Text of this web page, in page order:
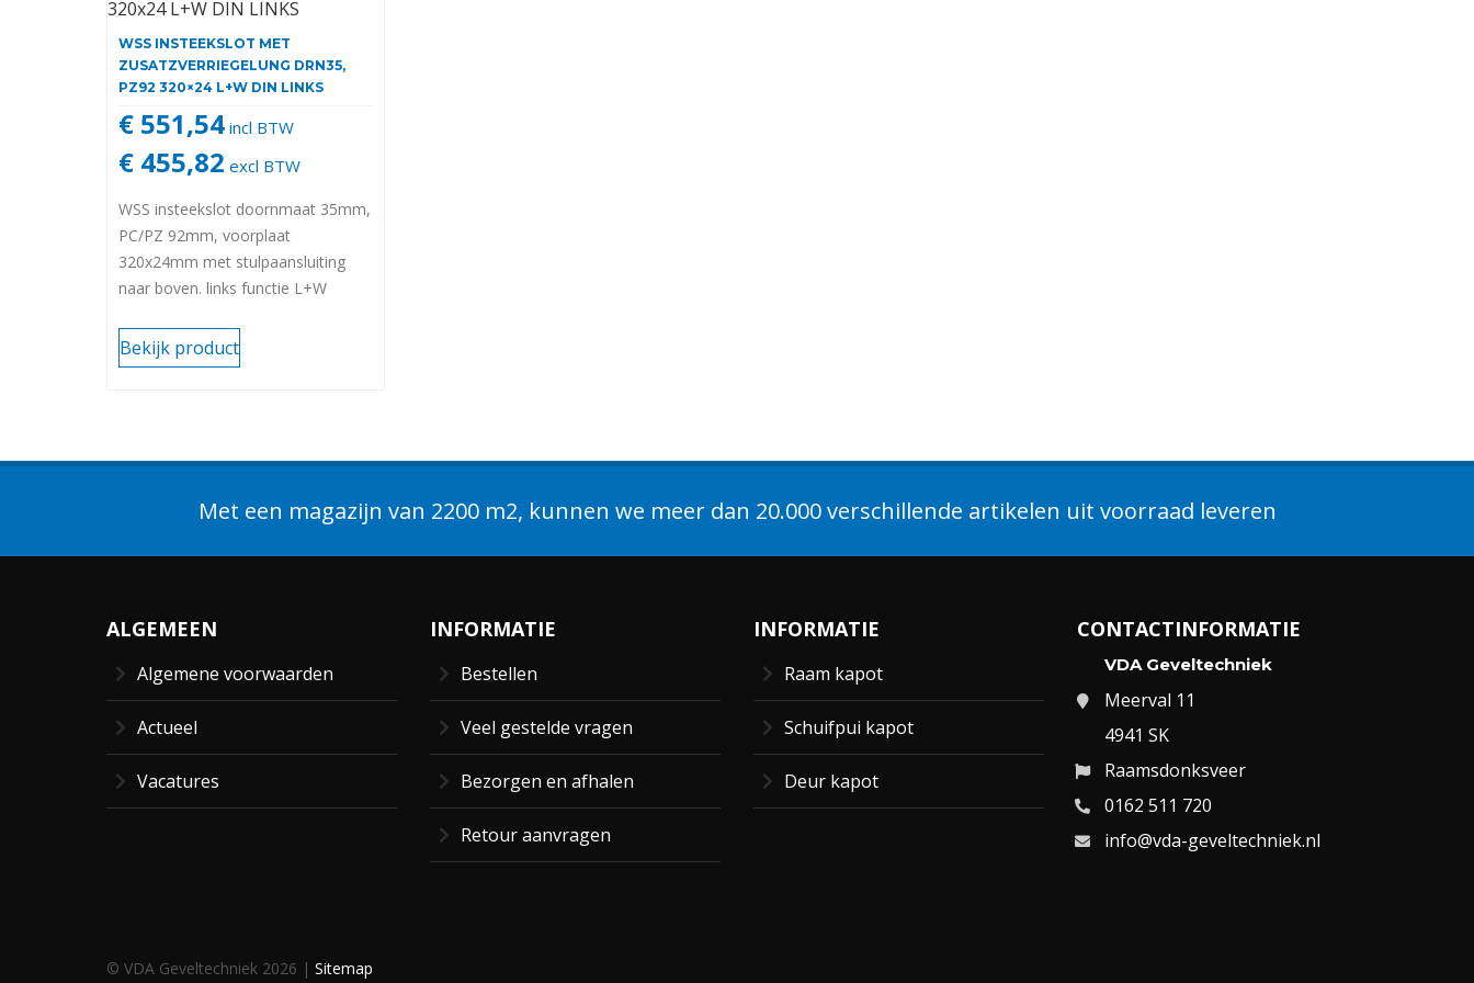
WSS INSTEEKSLOT MET
ZUSATZVERRIEGELUNG DRN35,
PZ92 320×24 L+W DIN LINKS
€ 551,54 incl BTW
€ 455,82 excl BTW
WSS insteekslot doornmaat 35mm,
PC/PZ 92mm, voorplaat
320x24mm met stulpaansluiting
naar boven. links functie L+W
geborsteld.
Voor aluminium of stalen deuren.
Bekijk product
Met een magazijn van 2200 m2, kunnen we meer dan 20.000 verschillende artikelen uit voorraad leveren
ALGEMEEN
Algemene voorwaarden
Actueel
Vacatures
INFORMATIE
Bestellen
Veel gestelde vragen
Bezorgen en afhalen
Retour aanvragen
INFORMATIE
Raam kapot
Schuifpui kapot
Deur kapot
CONTACTINFORMATIE
VDA Geveltechniek
Meerval 11
4941 SK
Raamsdonksveer
0162 511 720
info@vda-geveltechniek.nl
© VDA Geveltechniek 2026 | Sitemap